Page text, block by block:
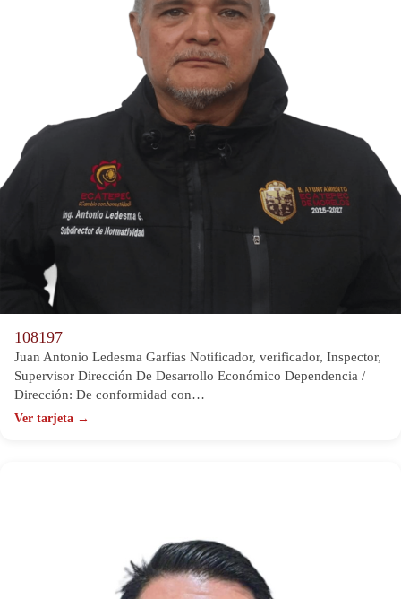
108197
Juan Antonio Ledesma Garfias Notificador, verificador, Inspector,
Supervisor Dirección De Desarrollo Económico Dependencia /
Dirección: De conformidad con…
Ver tarjeta →